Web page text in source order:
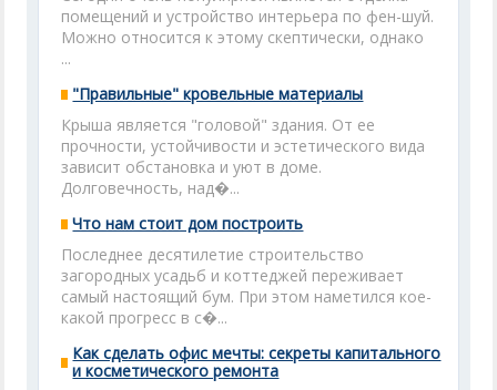
помещений и устройство интерьера по фен-шуй.
Можно относится к этому скептически, однако
...
"Правильные" кровельные материалы
Крыша является "головой" здания. От ее
прочности, устойчивости и эстетического вида
зависит обстановка и уют в доме.
Долговечность, над�...
Что нам стоит дом построить
Последнее десятилетие строительство
загородных усадьб и коттеджей переживает
самый настоящий бум. При этом наметился кое-
какой прогресс в с�...
Как сделать офис мечты: секреты капитального
и косметического ремонта